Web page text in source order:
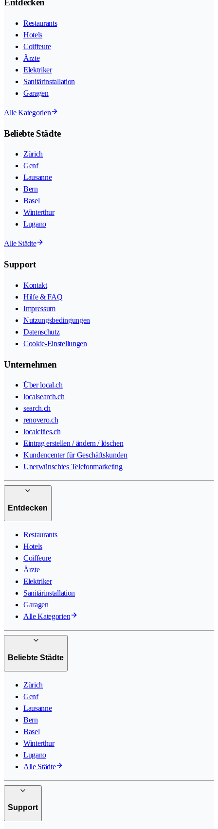
Entdecken
Restaurants
Hotels
Coiffeure
Ärzte
Elektriker
Sanitärinstallation
Garagen
Alle Kategorien
Beliebte Städte
Zürich
Genf
Lausanne
Bern
Basel
Winterthur
Lugano
Alle Städte
Support
Kontakt
Hilfe & FAQ
Impressum
Nutzungsbedingungen
Datenschutz
Cookie-Einstellungen
Unternehmen
Über local.ch
localsearch.ch
search.ch
renovero.ch
localcities.ch
Eintrag erstellen / ändern / löschen
Kundencenter für Geschäftskunden
Unerwünschtes Telefonmarketing
Entdecken
Restaurants
Hotels
Coiffeure
Ärzte
Elektriker
Sanitärinstallation
Garagen
Alle Kategorien
Beliebte Städte
Zürich
Genf
Lausanne
Bern
Basel
Winterthur
Lugano
Alle Städte
Support